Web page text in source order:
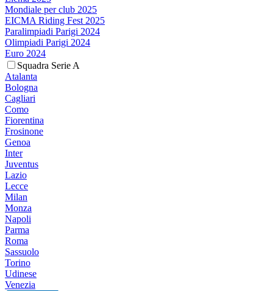
Mondiale per club 2025
EICMA Riding Fest 2025
Paralimpiadi Parigi 2024
Olimpiadi Parigi 2024
Euro 2024
Squadra Serie A
Atalanta
Bologna
Cagliari
Como
Fiorentina
Frosinone
Genoa
Inter
Juventus
Lazio
Lecce
Milan
Monza
Napoli
Parma
Roma
Sassuolo
Torino
Udinese
Venezia